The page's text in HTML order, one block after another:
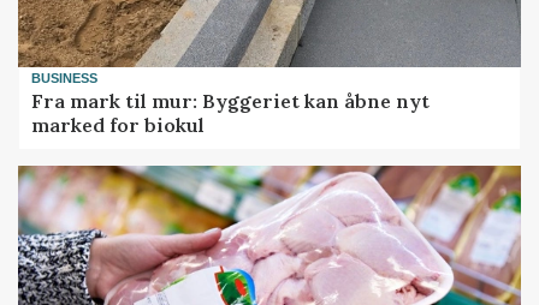
BUSINESS
Fra mark til mur: Byggeriet kan åbne nyt
marked for biokul